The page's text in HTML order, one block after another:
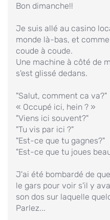
Bon dimanche!!
Je suis allé au casino
monde là-bas, et
coude à coude.
Une machine à côté de
s'est glissé dedans.
"Salut, comment ca va?"
« Occupé ici, hein ? »
"Viens ici souvent?"
"Tu vis par ici ?"
"Est-ce que tu gagnes?"
"Est-ce que tu joues
J'ai été bombardé de
le gars pour voir s'il y
son dos sur laquelle
Parlez...